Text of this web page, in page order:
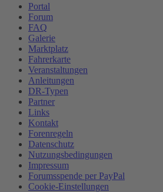
Portal
Forum
FAQ
Galerie
Marktplatz
Fahrerkarte
Veranstaltungen
Anleitungen
DR-Typen
Partner
Links
Kontakt
Forenregeln
Datenschutz
Nutzungsbedingungen
Impressum
Forumsspende per PayPal
Cookie-Einstellungen